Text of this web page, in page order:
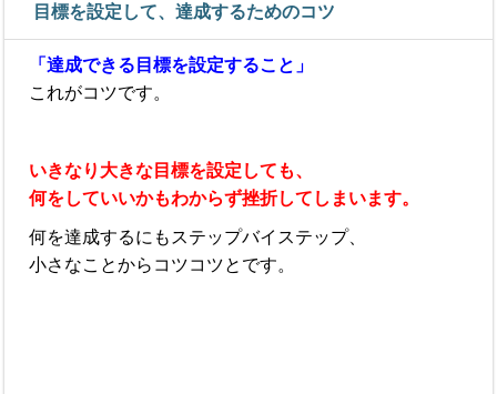
目標を設定して、達成するためのコツ
「達成できる目標を設定すること」
これがコツです。
いきなり大きな目標を設定しても、
何をしていいかもわからず挫折してしまいます。
何を達成するにもステップバイステップ、
小さなことからコツコツとです。